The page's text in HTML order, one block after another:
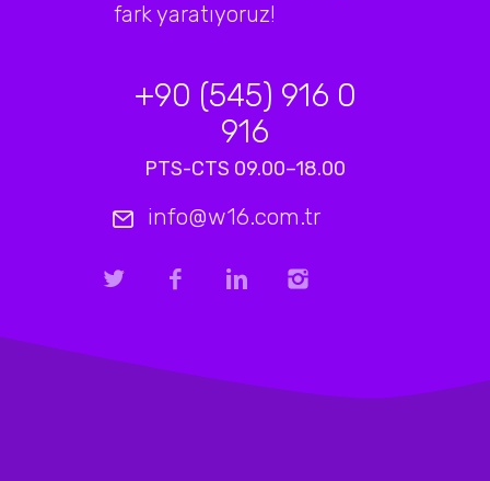
fark yaratıyoruz!
+90 (545) 916 0
916
PTS-CTS 09.00–18.00
info@w16.com.tr